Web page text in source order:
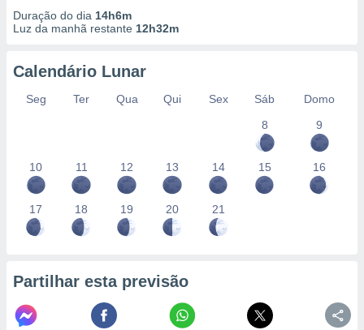
Duração do dia 14h6m
Luz da manhã restante 12h32m
Calendário Lunar
Seg Ter Qua Qui Sex Sáb
Domo
8
9
10 11 12 13 14 15 16
17 18 19 20 21
Partilhar esta previsão